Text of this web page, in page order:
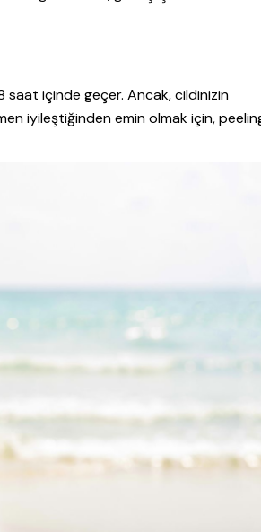
saat içinde geçer. Ancak, cildinizin
iyileştiğinden emin olmak için,